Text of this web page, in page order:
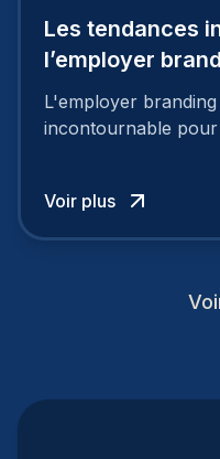
Les tendances
l’employer
L'employer
incontournable
Voir plus